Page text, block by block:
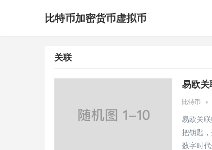
比特币加密货币虚拟币
关联
易欧关
比特币 •
易欧关
把钥匙
数字时